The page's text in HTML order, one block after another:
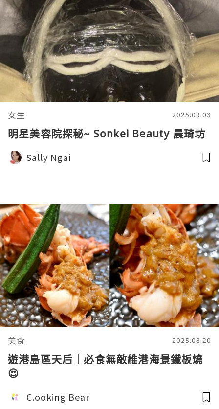
女生 2025.09.03
明星美容院探秘~ Sonkei Beauty 晨琦坊
Sally Ngai
美食 2025.08.20
遊港島區天后｜必食無敵維港海景鐵板燒
😍
C.ooking Bear